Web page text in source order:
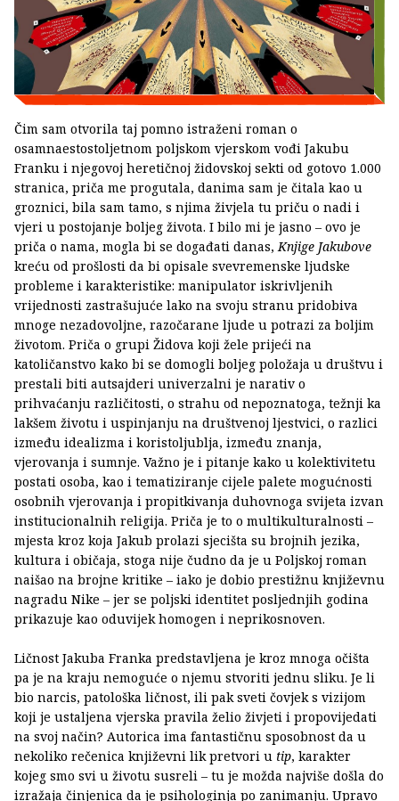
Čim sam otvorila taj pomno istraženi roman o
osamnaestostoljetnom poljskom vjerskom vođi Jakubu
Franku i njegovoj heretičnoj židovskoj sekti od gotovo 1.000
stranica, priča me progutala, danima sam je čitala kao u
groznici, bila sam tamo, s njima živjela tu priču o nadi i
vjeri u postojanje boljeg života. I bilo mi je jasno – ovo je
priča o nama, mogla bi se događati danas,Knjige Jakubove
kreću od prošlosti da bi opisale svevremenske ljudske
probleme i karakteristike: manipulator iskrivljenih
vrijednosti zastrašujuće lako na svoju stranu pridobiva
mnoge nezadovoljne, razočarane ljude u potrazi za boljim
životom. Priča o grupi Židova koji žele prijeći na
katoličanstvo kako bi se domogli boljeg položaja u društvu i
prestali biti autsajderi univerzalni je narativ o
prihvaćanju različitosti, o strahu od nepoznatoga, težnji ka
lakšem životu i uspinjanju na društvenoj ljestvici, o razlici
između idealizma i koristoljublja, između znanja,
vjerovanja i sumnje. Važno je i pitanje kako u kolektivitetu
postati osoba, kao i tematiziranje cijele palete mogućnosti
osobnih vjerovanja i propitkivanja duhovnoga svijeta izvan
institucionalnih religija. Priča je to o multikulturalnosti –
mjesta kroz koja Jakub prolazi sjecišta su brojnih jezika,
kultura i običaja, stoga nije čudno da je u Poljskoj roman
naišao na brojne kritike – iako je dobio prestižnu književnu
nagradu Nike – jer se poljski identitet posljednjih godina
prikazuje kao oduvijek homogen i neprikosnoven.
Ličnost Jakuba Franka predstavljena je kroz mnoga očišta
pa je na kraju nemoguće o njemu stvoriti jednu sliku. Je li
bio narcis, patološka ličnost, ili pak sveti čovjek s vizijom
koji je ustaljena vjerska pravila želio živjeti i propovijedati
na svoj način? Autorica ima fantastičnu sposobnost da u
nekoliko rečenica književni lik pretvori u tip, karakter
kojeg smo svi u životu susreli – tu je možda najviše došla do
izražaja činjenica da je psihologinja po zanimanju. Upravo